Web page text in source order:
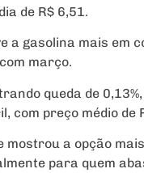
de R$ 6,51.
a gasolina mais em
março.
queda de
com preço médio de
mostrou a opção
para quem